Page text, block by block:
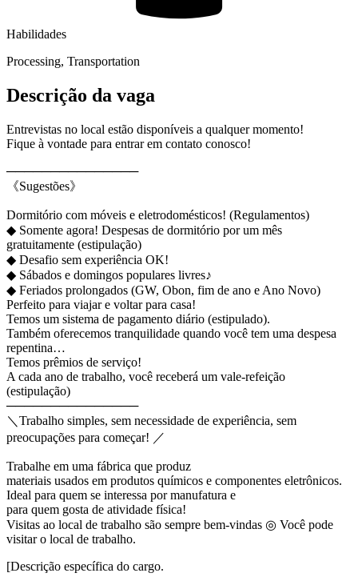
Habilidades
Processing, Transportation
Descrição da vaga
Entrevistas no local estão disponíveis a qualquer momento!
Fique à vontade para entrar em contato conosco!
───────────────
《Sugestões》
Dormitório com móveis e eletrodomésticos! (Regulamentos)
◆ Somente agora! Despesas de dormitório por um mês
gratuitamente (estipulação)
◆ Desafio sem experiência OK!
◆ Sábados e domingos populares livres♪
◆ Feriados prolongados (GW, Obon, fim de ano e Ano Novo)
Perfeito para viajar e voltar para casa!
Temos um sistema de pagamento diário (estipulado).
Também oferecemos tranquilidade quando você tem uma despesa
repentina…
Temos prêmios de serviço!
A cada ano de trabalho, você receberá um vale-refeição
(estipulação)
───────────────
＼Trabalho simples, sem necessidade de experiência, sem
preocupações para começar! ／
Trabalhe em uma fábrica que produz
materiais usados em produtos químicos e componentes eletrônicos.
Ideal para quem se interessa por manufatura e
para quem gosta de atividade física!
Visitas ao local de trabalho são sempre bem-vindas ◎ Você pode
visitar o local de trabalho.
[Descrição específica do cargo.